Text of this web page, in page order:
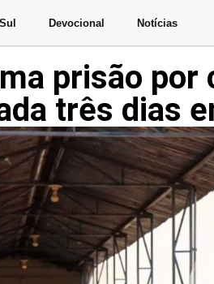
Devocional Notícias
prisão por
três dias